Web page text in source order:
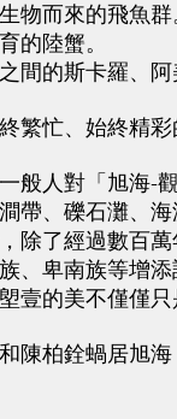
而來的飛魚群
陸蟹。
的斯卡羅、阿
忙、始終精彩
人對「旭海-觀
帶、礫石灘、
除了經過數百
、卑南族等增
壹的美不僅僅
柏銓蝸居旭海